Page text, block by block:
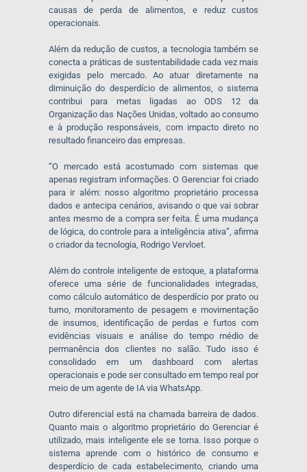
causas de perda de alimentos, e reduz custos
operacionais.
Além da redução de custos, a tecnologia também se
conecta a práticas de sustentabilidade cada vez mais
exigidas pelo mercado. Ao atuar diretamente na
diminuição do desperdício de alimentos, o sistema
contribui para metas ligadas ao ODS 12 da
Organização das Nações Unidas, voltado ao consumo
e à produção responsáveis, com impacto direto no
resultado financeiro das empresas.
“O mercado está acostumado com sistemas que
apenas registram informações. O Gerenciar foi criado
para ir além: nosso algoritmo proprietário processa
dados e antecipa cenários, avisando o que vai sobrar
antes mesmo de a compra ser feita. É uma mudança
de lógica, do controle para a inteligência ativa”, afirma
o criador da tecnologia, Rodrigo Vervloet.
Além do controle inteligente de estoque, a plataforma
oferece uma série de funcionalidades integradas,
como cálculo automático de desperdício por prato ou
turno, monitoramento de pesagem e movimentação
de insumos, identificação de perdas e furtos com
evidências visuais e análise do tempo médio de
permanência dos clientes no salão. Tudo isso é
consolidado em um dashboard com alertas
operacionais e pode ser consultado em tempo real por
meio de um agente de IA via WhatsApp.
Outro diferencial está na chamada barreira de dados.
Quanto mais o algoritmo proprietário do Gerenciar é
utilizado, mais inteligente ele se torna. Isso porque o
sistema aprende com o histórico de consumo e
desperdício de cada estabelecimento, criando uma